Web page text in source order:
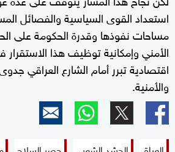
استعداد القوى السياسية والفصائل
مساحات نفوذها وقدرة الحكومة على
الأمني وإمكانية توظيف هذا
اقتصادية تبرر أمام الشارع العراقي
والأمنية.